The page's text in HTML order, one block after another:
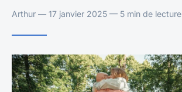
Arthur — 17 janvier 2025 — 5 min de lecture